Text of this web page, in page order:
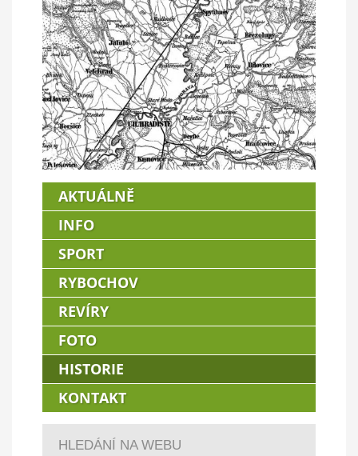
AKTUÁLNĚ
INFO
SPORT
RYBOCHOV
REVÍRY
FOTO
HISTORIE
KONTAKT
HLEDÁNÍ NA WEBU